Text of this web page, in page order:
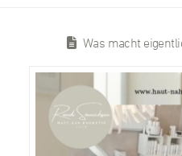
Was macht